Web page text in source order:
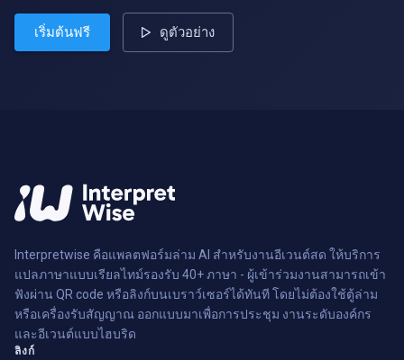
เริ่มต้นฟรี ดูตัวอย่าง
Interpretwise คือแพลตฟอร์มล่าม AI สำหรับงานอีเวนต์สด ให้บริการ
แปลภาษาแบบเรียลไทม์รองรับ 40+ ภาษา - ผู้เข้าร่วมงานสามารถเข้า
ฟังผ่าน QR code หรือลิงก์บนเบราว์เซอร์ได้ทันที โดยไม่ต้องใช้ตู้ล่าม
หรือเครื่องรับสัญญาณ ออกแบบมาเพื่อการประชุม งานระดับองค์กร
และอีเวนต์แบบไฮบริด
ลิงก์